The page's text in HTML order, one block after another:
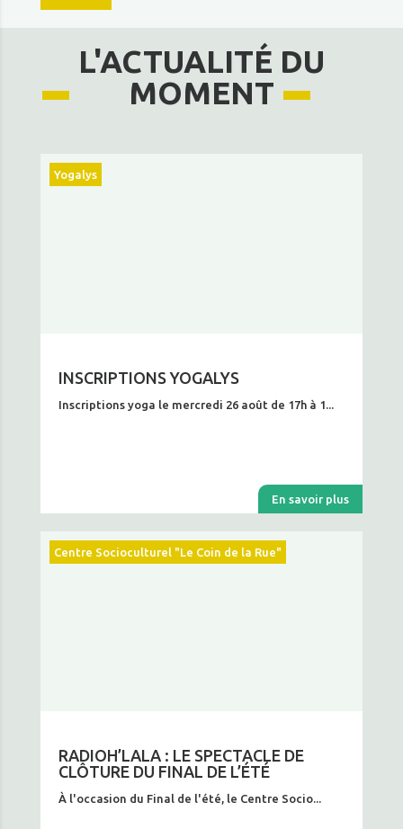
L'ACTUALITÉ DU
MOMENT
INSCRIPTIONS YOGALYS
Inscriptions yoga le mercredi 26 août de 17h à 1...
En savoir plus
Yogalys
RADIOH’LALA : LE SPECTACLE DE
CLÔTURE DU FINAL DE L’ÉTÉ
À l'occasion du Final de l'été, le Centre Socio...
Centre Socioculturel "Le Coin de la Rue"